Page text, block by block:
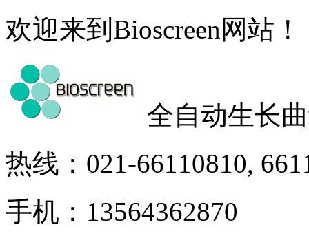
欢迎来到Bioscreen网站！
全自动生长
热线：021-66110810,
手机：13564362870